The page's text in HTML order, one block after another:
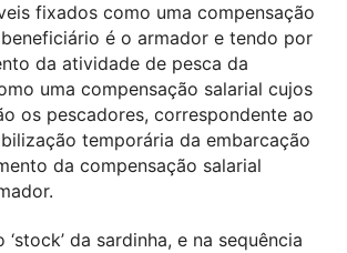
fixados como uma compensação
é o armador e tendo por
da atividade de pesca da
uma compensação salarial cujos
os pescadores, correspondente ao
temporária da embarcação
da compensação salarial
da sardinha, e na sequência